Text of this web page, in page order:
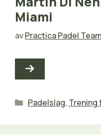
Miami
avPractica Padel Team
Kategorier
Padelslag, Trening